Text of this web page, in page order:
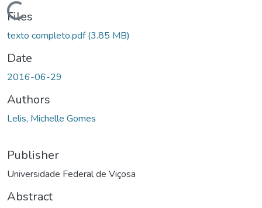
Files
texto completo.pdf(3.85 MB)
Date
2016-06-29
Authors
Lelis, Michelle Gomes
Publisher
Universidade Federal de Viçosa
Abstract